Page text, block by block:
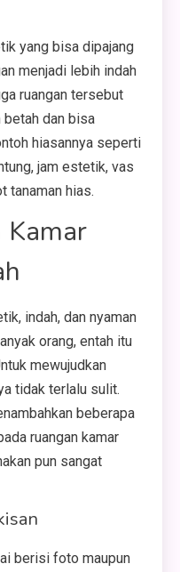
yang bisa dipajang
menjadi lebih indah
ruangan tersebut
betah dan bisa
hiasannya seperti
jam estetik, vas
tanaman hias.
Kamar
indah, dan nyaman
orang, entah itu
mewujudkan
tidak terlalu sulit.
beberapa
ruangan kamar
pun sangat
berisi foto maupun